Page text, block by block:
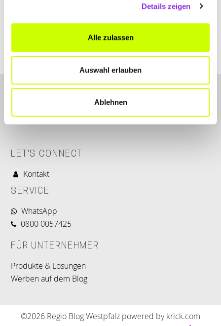
Details zeigen
Alle zulassen
Auswahl erlauben
Ablehnen
LET'S CONNECT
Kontakt
SERVICE
WhatsApp
0800 0057425
FÜR UNTERNEHMER
Produkte & Lösungen
Werben auf dem Blog
©2026 Regio Blog Westpfalz powered by krick.com